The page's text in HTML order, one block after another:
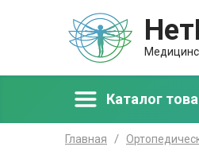
Каталог
Главная